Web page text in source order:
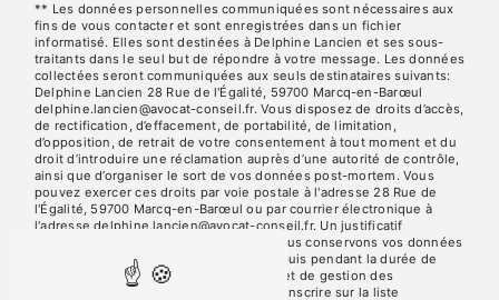
** Les données personnelles communiquées sont nécessaires aux
fins de vous contacter et sont enregistrées dans un fichier
informatisé. Elles sont destinées à Delphine Lancien et ses sous-
traitants dans le seul but de répondre à votre message. Les données
collectées seront communiquées aux seuls destinataires suivants:
Delphine Lancien 28 Rue de l'Égalité, 59700 Marcq-en-Barœul
delphine.lancien@avocat-conseil.fr. Vous disposez de droits d’accès,
de rectification, d’effacement, de portabilité, de limitation,
d’opposition, de retrait de votre consentement à tout moment et du
droit d’introduire une réclamation auprès d’une autorité de contrôle,
ainsi que d’organiser le sort de vos données post-mortem. Vous
pouvez exercer ces droits par voie postale à l'adresse 28 Rue de
l'Égalité, 59700 Marcq-en-Barœul ou par courrier électronique à
l'adresse delphine.lancien@avocat-conseil.fr. Un justificatif
d'identité pourra vous être demandé. Nous conservons vos données
pendant la période de prise de contact puis pendant la durée de
prescription légale aux fins probatoires et de gestion des
contentieux. Vous avez le droit de vous inscrire sur la liste